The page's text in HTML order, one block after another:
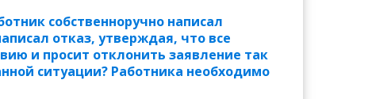
собственноручно написал
отказ, утверждая, что все
и просит отклонить заявление так
ситуации? Работника необходимо